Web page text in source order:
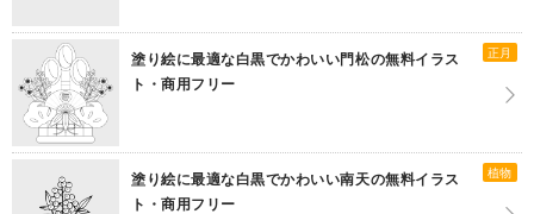
正月
塗り絵に最適な白黒でかわいい門松の無料イラス
ト・商用フリー
植物
塗り絵に最適な白黒でかわいい南天の無料イラス
ト・商用フリー